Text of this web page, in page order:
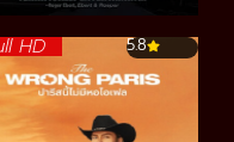
HD 5.8